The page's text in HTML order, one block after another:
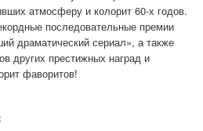
атмосферу и колорит 60-х годов.
последовательные премии
драматический сериал», а также
других престижных наград и
фаворитов!